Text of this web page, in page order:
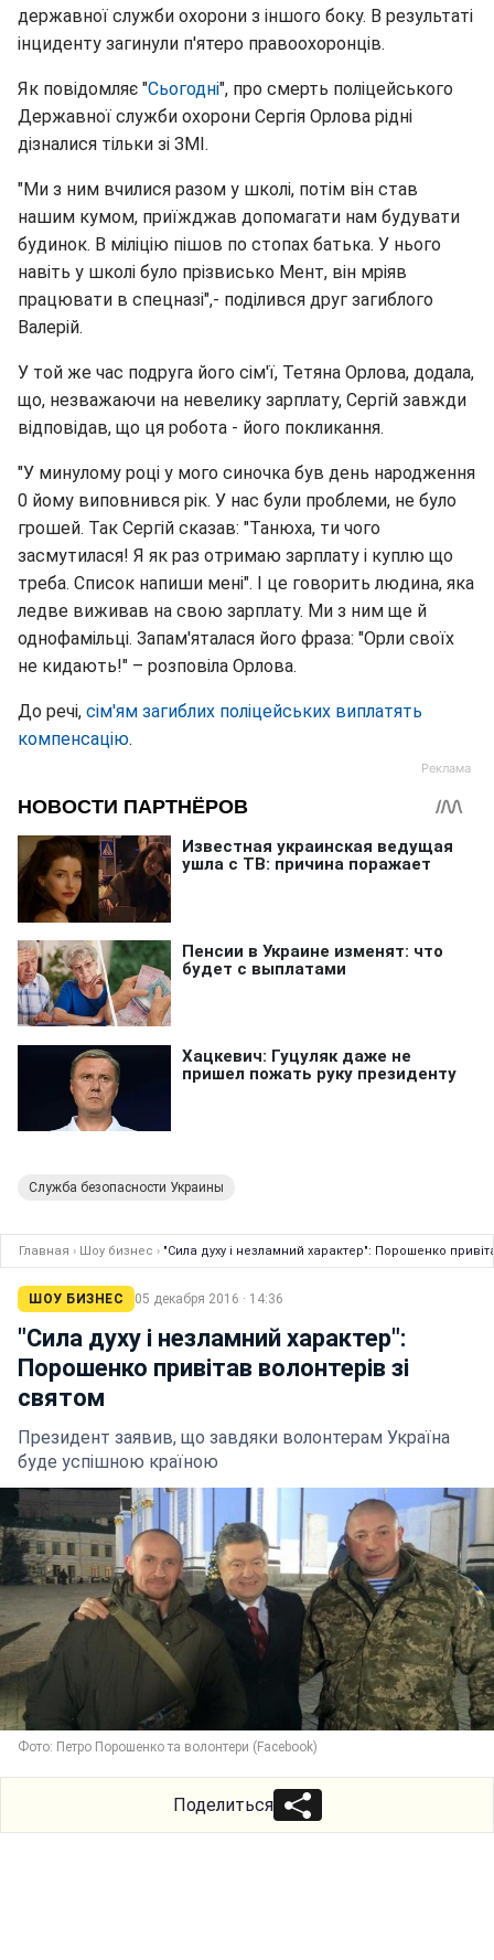
державної служби охорони з іншого боку. В результаті
інциденту загинули п'ятеро правоохоронців.
Як повідомляє "Сьогодні", про смерть поліцейського
Державної служби охорони Сергія Орлова рідні
дізналися тільки зі ЗМІ.
"Ми з ним вчилися разом у школі, потім він став
нашим кумом, приїжджав допомагати нам будувати
будинок. В міліцію пішов по стопах батька. У нього
навіть у школі було прізвисько Мент, він мріяв
працювати в спецназі",- поділився друг загиблого
Валерій.
У той же час подруга його сім'ї, Тетяна Орлова, додала,
що, незважаючи на невелику зарплату, Сергій завжди
відповідав, що ця робота - його покликання.
"У минулому році у мого синочка був день народження
0 йому виповнився рік. У нас були проблеми, не було
грошей. Так Сергій сказав: "Танюха, ти чого
засмутилася! Я як раз отримаю зарплату і куплю що
треба. Список напиши мені". І це говорить людина, яка
ледве виживав на свою зарплату. Ми з ним ще й
однофамільці. Запам'яталася його фраза: "Орли своїх
не кидають!" – розповіла Орлова.
До речі, сім'ям загиблих поліцейських виплатять
компенсацію.
Служба безопасности Украины
Главная › Шоу бизнес › "Сила духу і незламний характер": Порошенко
ШОУ БИЗНЕС 05 декабря 2016 · 14:36
"Сила духу і незламний характер":
Порошенко привітав волонтерів зі
святом
Президент заявив, що завдяки волонтерам Україна
буде успішною країною
Фото: Петро Порошенко та волонтери (Facebook)
Поделиться